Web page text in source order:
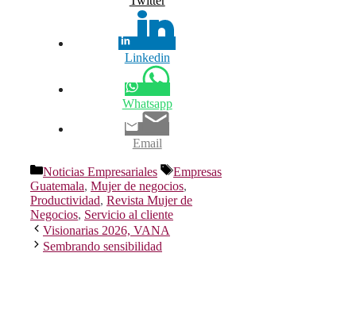
Linkedin
Whatsapp
Email
Categorías
Noticias Empresariales Etiquetas
Empresas
Guatemala, Mujer de negocios,
Productividad, Revista Mujer de
Negocios, Servicio al cliente
Visionarias 2026, VANA
Sembrando sensibilidad